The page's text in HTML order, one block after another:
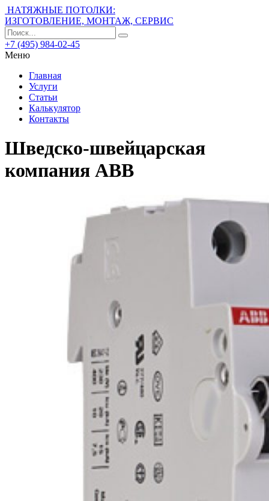
НАТЯЖНЫЕ ПОТОЛКИ:
ИЗГОТОВЛЕНИЕ, МОНТАЖ, СЕРВИС
+7 (495) 984-02-45
Меню
Главная
Услуги
Статьи
Калькулятор
Контакты
Шведско-швейцарская
компания ABB